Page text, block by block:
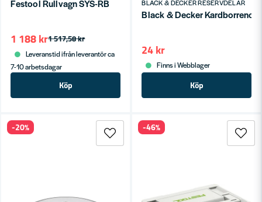
Festool Rullvagn SYS-RB
1 517,58 kr
1 188 kr
Leveranstid ifrån leverantör ca
7-10 arbetsdagar
Köp
BLACK & DECKER RESERVDELAR
Black & Decker
24 kr
Finns i Webblager
Köp
-20% -46%